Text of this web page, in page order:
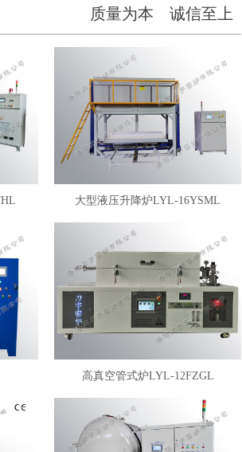
质量为本 诚信至上
大型液压升降炉LYL-16YSML
高真空管式炉LYL-12FZGL